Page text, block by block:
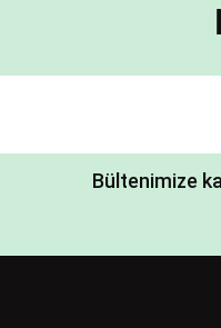
Bültenimize